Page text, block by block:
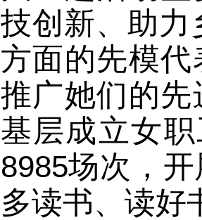
技创新、助力
方面的先模代
推广她们的先
基层成立女
8985场次，
多读书、读好